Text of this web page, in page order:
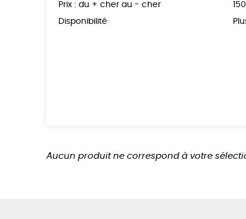
Prix : du + cher au - cher
Disponibilité
Aucun produit ne correspond à votre